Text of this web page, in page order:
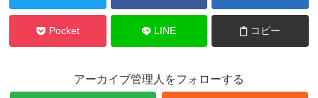
Pocket LINE コピー
アーカイブ管理人をフォローする